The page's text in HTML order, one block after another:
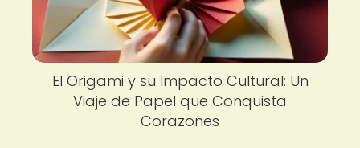
El Origami y su Impacto Cultural: Un
Viaje de Papel que Conquista
Corazones